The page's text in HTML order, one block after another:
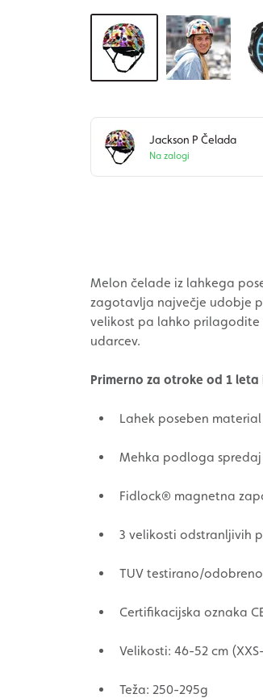
Jackson P Čelada
Na zalogi
Melon čelade iz lahkega
zagotavlja največje udobje
velikost pa lahko prilagodite
udarcev.
Primerno za otroke od 1 leta
Lahek poseben
Mehka podloga
Fidlock® magnetna
3 velikosti odstranljivih
TUV testirano/odobreno
Certifikacijska oznaka
Velikosti: 46-52 cm
Teža: 250-295g